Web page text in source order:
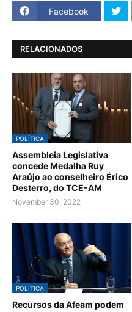
Facebook
RELACIONADOS
POLÍTICA
Assembleia Legislativa
concede Medalha Ruy
Araújo ao conselheiro Érico
Desterro, do TCE-AM
November 30, 2022
POLÍTICA
Recursos da Afeam podem